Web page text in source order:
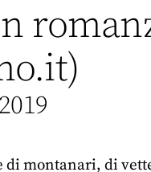
di montanari, di